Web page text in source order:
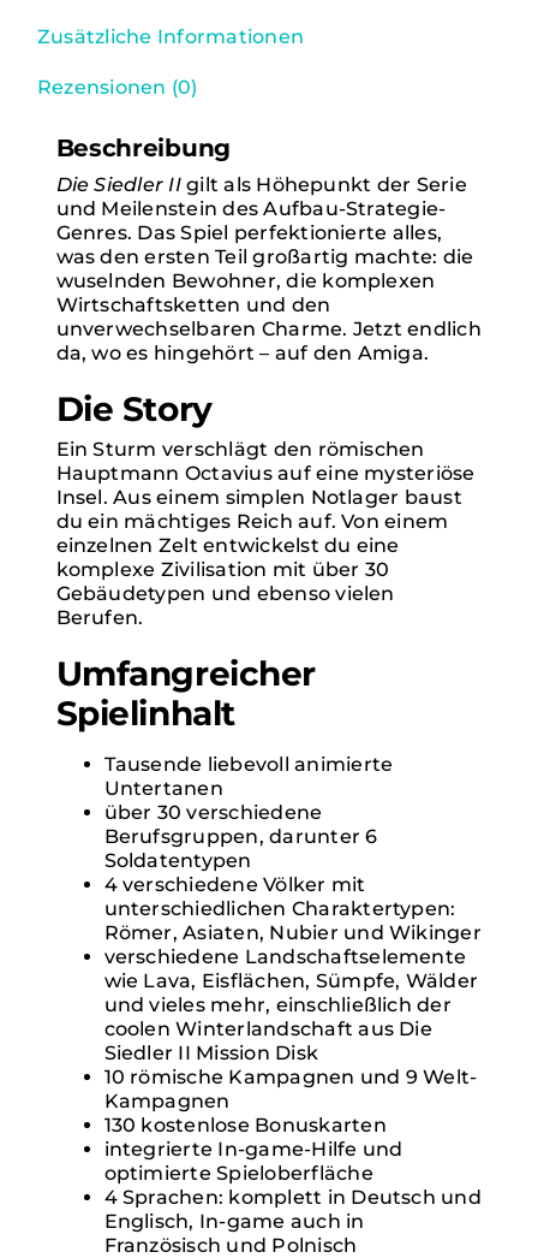
Zusätzliche Informationen
Rezensionen (0)
Beschreibung
Die Siedler IIgilt als Höhepunkt der Serie
und Meilenstein des Aufbau-Strategie-
Genres. Das Spiel perfektionierte alles,
was den ersten Teil großartig machte: die
wuselnden Bewohner, die komplexen
Wirtschaftsketten und den
unverwechselbaren Charme. Jetzt endlich
da, wo es hingehört – auf den Amiga.
Die Story
Ein Sturm verschlägt den römischen
Hauptmann Octavius auf eine mysteriöse
Insel. Aus einem simplen Notlager baust
du ein mächtiges Reich auf. Von einem
einzelnen Zelt entwickelst du eine
komplexe Zivilisation mit über 30
Gebäudetypen und ebenso vielen
Berufen.
Umfangreicher
Spielinhalt
Tausende liebevoll animierte
Untertanen
über 30 verschiedene
Berufsgruppen, darunter 6
Soldatentypen
4 verschiedene Völker mit
unterschiedlichen Charaktertypen:
Römer, Asiaten, Nubier und Wikinger
verschiedene Landschaftselemente
wie Lava, Eisflächen, Sümpfe, Wälder
und vieles mehr, einschließlich der
coolen Winterlandschaft aus Die
Siedler II Mission Disk
10 römische Kampagnen und 9 Welt-
Kampagnen
130 kostenlose Bonuskarten
integrierte In-game-Hilfe und
optimierte Spieloberfläche
4 Sprachen: komplett in Deutsch und
Englisch, In-game auch in
Französisch und Polnisch